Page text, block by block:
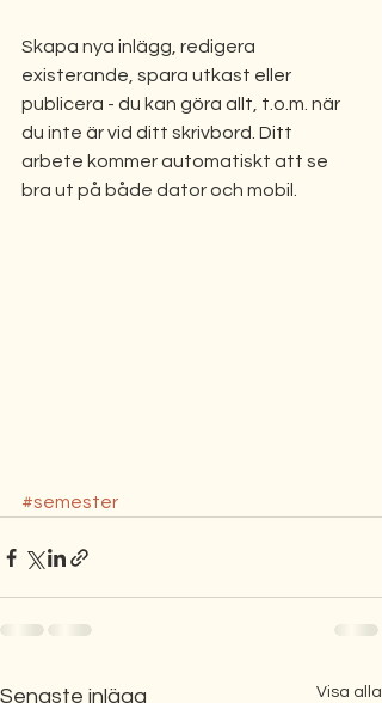
Skapa nya inlägg, redigera
existerande, spara utkast eller
publicera - du kan göra allt, t.o.m. när
du inte är vid ditt skrivbord. Ditt
arbete kommer automatiskt att se
bra ut på både dator och mobil.
#semester
Senaste inlägg Visa alla